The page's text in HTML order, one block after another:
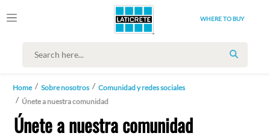
WHERE TO BUY
SEARCH
Home Sobre nosotros
Comunidad y redes sociales
Únete a nuestra comunidad
Únete a nuestra comunidad